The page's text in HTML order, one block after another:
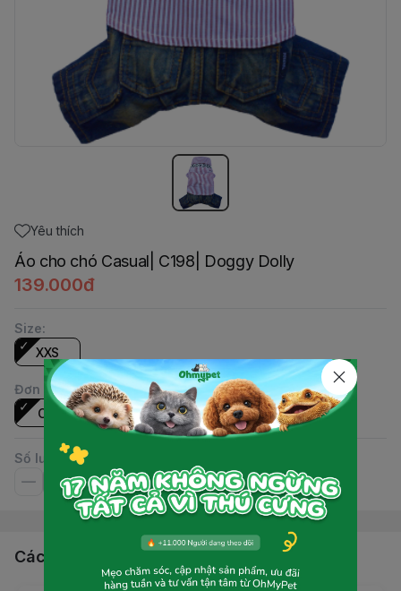
Yêu thích
Áo cho chó Casual| C198| Doggy Dolly
139.000đ
Size:
XXS
Đơn vị:
Cái
Số lượng
Các sản phẩm, dịch vụ khác